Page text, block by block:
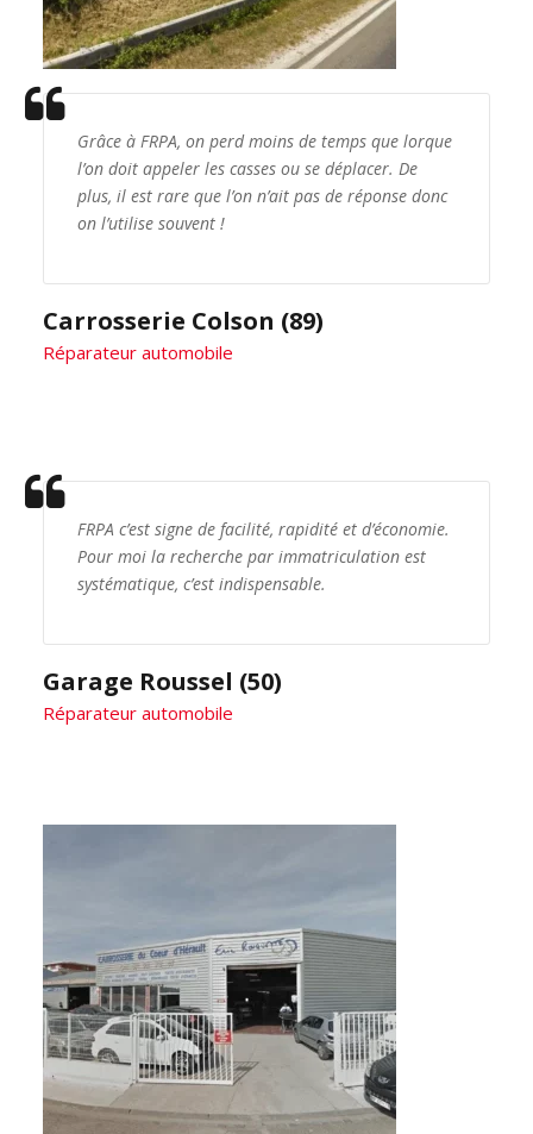
Grâce à FRPA, on perd moins de temps que lorque
l’on doit appeler les casses ou se déplacer. De
plus, il est rare que l’on n’ait pas de réponse donc
on l’utilise souvent !
Carrosserie Colson (89)
Réparateur automobile
FRPA c’est signe de facilité, rapidité et d’économie.
Pour moi la recherche par immatriculation est
systématique, c’est indispensable.
Garage Roussel (50)
Réparateur automobile